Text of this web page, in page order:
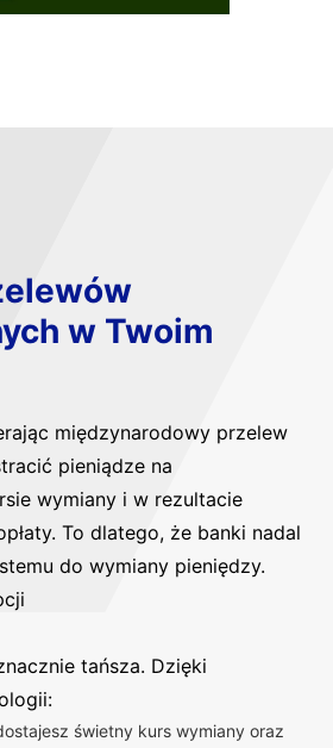
w Twoim
międzynarodowy przelew
pieniądze na
wymiany i w rezultacie
To dlatego, że banki nadal
do wymiany pieniędzy.
tańsza. Dzięki
świetny kurs wymiany oraz